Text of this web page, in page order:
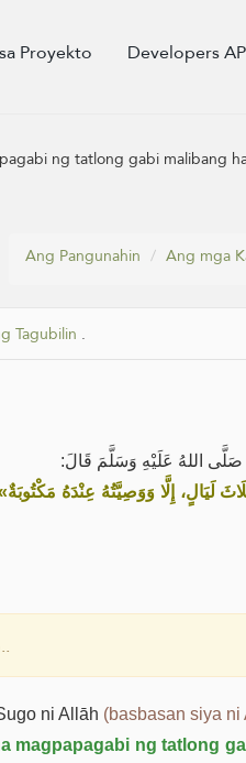
Proyekto Developers
ng tatlong gabi malibang
Ang Pangunahin Ang mga
Tagubilin .
اللهُ عَلَيْهِ وَسَلَّمَ قَالَ:
إِلَّا وَوَصِيَّتُهُ عِنْدَهُ
ni Allāh (basbasan siya
magpapagabi ng tatlong